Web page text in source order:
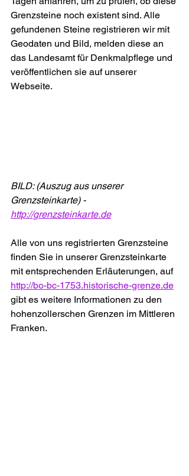
Grenzsteine noch existent sind. Alle
gefundenen Steine registrieren wir mit
Geodaten und Bild, melden diese an
das Landesamt für Denkmalpflege und
veröffentlichen sie auf unserer
Webseite.
BILD: (Auszug aus unserer
Grenzsteinkarte) -
http://grenzsteinkarte.de
Alle von uns registrierten Grenzsteine
finden Sie in unserer Grenzsteinkarte
mit entsprechenden Erläuterungen, auf
http://bo-bc-1753.historische-grenze.de
gibt es weitere Informationen zu den
hohenzollerschen Grenzen im Mittleren
Franken.